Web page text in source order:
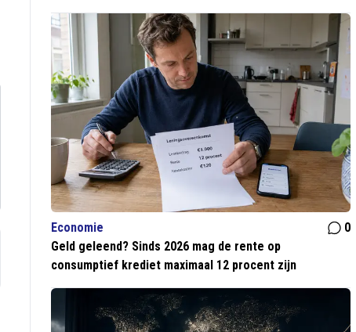
Economie
0
Geld geleend? Sinds 2026 mag de rente op
consumptief krediet maximaal 12 procent zijn